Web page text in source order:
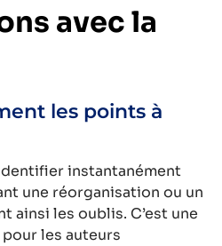
avec la
les points à
instantanément
une réorganisation ou un
ainsi les oublis. C’est une
les auteurs